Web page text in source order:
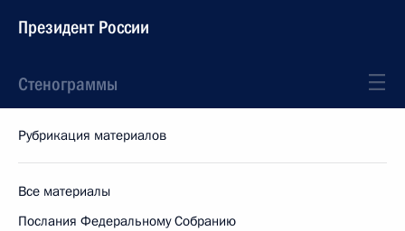
Президент России
Стенограммы
Рубрикация материалов
Все материалы
Послания Федеральному Собранию